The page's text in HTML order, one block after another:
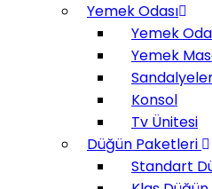
Yemek Odası
Yemek
Yemek
Konsol
Tv Ünitesi
Düğün Paketleri
Standart